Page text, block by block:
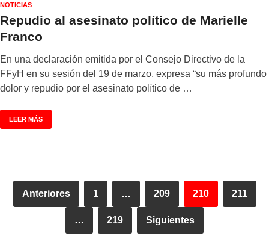
NOTICIAS
Repudio al asesinato político de Marielle
Franco
En una declaración emitida por el Consejo Directivo de la
FFyH en su sesión del 19 de marzo, expresa “su más profundo
dolor y repudio por el asesinato político de …
LEER MÁS
Anteriores 1 … 209 210 211
… 219 Siguientes